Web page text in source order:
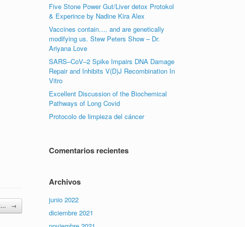
→
Five Stone Power Gut/Liver detox Protokol
& Experince by Nadine Kira Alex
Vaccines contain…. and are genetically
modifying us. Stew Peters Show – Dr.
Ariyana Love
SARS–CoV–2 Spike Impairs DNA Damage
Repair and Inhibits V(D)J Recombination In
Vitro
Excellent Discussion of the Biochemical
Pathways of Long Covid
Protocolo de limpieza del cáncer
Comentarios recientes
Archivos
junio 2022
diciembre 2021